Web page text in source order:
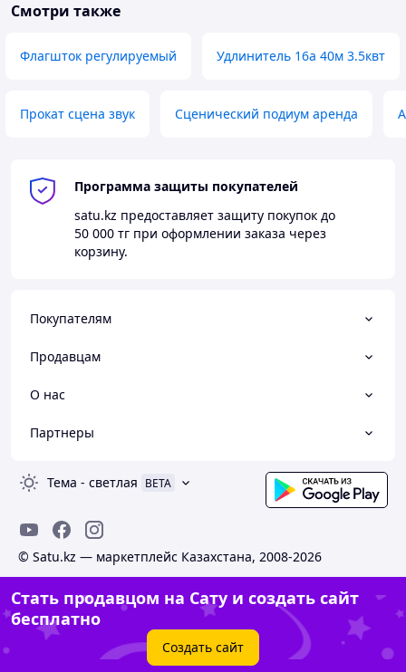
Смотри также
Флагшток регулируемый Удлинитель 16а 40м 3.5квт
Прокат сцена звук Сценический подиум аренда
Программа защиты покупателей
satu.kz предоставляет защиту покупок до
50 000 тг при оформлении заказа через
корзину.
Покупателям
Продавцам
О нас
Партнеры
Тема - светлая BETA
© Satu.kz — маркетплейс Казахстана, 2008-2026
Стать продавцом на Сату и создать сайт
бесплатно
Создать сайт